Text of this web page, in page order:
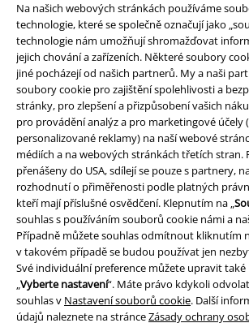
Na našich webových stránkách používáme
technologie, které se společně označují jako
technologie nám umožňují shromažďovat
jejich chování a zařízeních. Některé soubory
jiné pocházejí od našich partnerů. My a naši
soubory cookie pro zajištění spolehlivosti a
stránky, pro zlepšení a přizpůsobení vašich
pro provádění analýz a pro marketingové účely
personalizované reklamy) na naší webové
médiích a na webových stránkách třetích stran.
přenášeny do USA, sdílejí se pouze s partnery,
rozhodnutí o přiměřenosti podle platných
kteří mají příslušné osvědčení. Klepnutím na „
souhlas s používáním souborů cookie námi a
Případně můžete souhlas odmítnout kliknutím
v takovém případě se budou používat jen
Své individuální preference můžete upravit
„Vyberte nastavení“. Máte právo kdykoli
souhlas v Nastavení souborů cookie. Další
údajů naleznete na stránceZásady ochrany
Stáhněte si novou EMP aplikaci zdarma a
funkce a výhody!
A Warner Music Group